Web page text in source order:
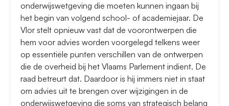
onderwijswetgeving die moeten kunnen ingaan bij
het begin van volgend school- of academiejaar. De
Vlor stelt opnieuw vast dat de voorontwerpen die
hem voor advies worden voorgelegd telkens weer
op essentiële punten verschillen van de ontwerpen
die de overheid bij het Vlaams Parlement indient. De
raad betreurt dat. Daardoor is hij immers niet in staat
om advies uit te brengen over wijzigingen in de
onderwijswetgeving die soms van strategisch belang